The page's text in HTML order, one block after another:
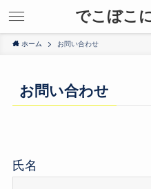
でこぼこ
ホーム お問い合わせ
お問い合わせ
氏名